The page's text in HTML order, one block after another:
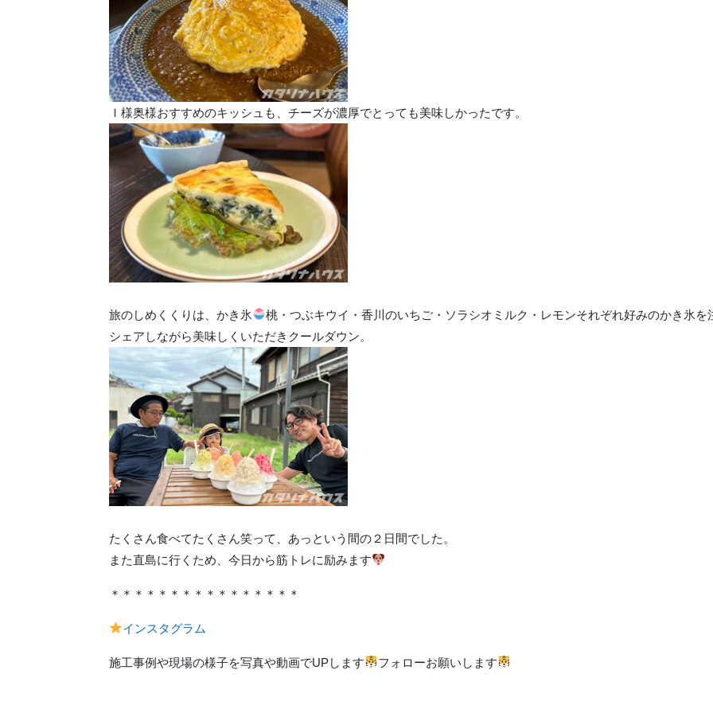
Ｉ様奥様おすすめのキッシュも、チーズが濃厚でとっても美味しかったです。
旅のしめくくりは、かき氷
桃・つぶキウイ・香川のいちご・ソラシオミルク・レモンそれぞれ好みのかき氷を
シェアしながら美味しくいただきクールダウン。
たくさん食べてたくさん笑って、あっという間の２日間でした。
また直島に行くため、今日から筋トレに励みます
＊＊＊＊＊＊＊＊＊＊＊＊＊＊＊＊
インスタグラム
施工事例や現場の様子を写真や動画でUPします フォローお願いします